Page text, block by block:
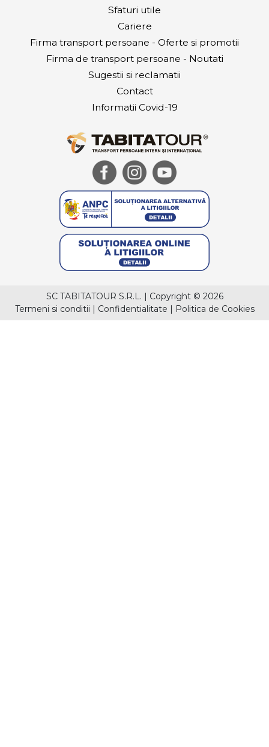
Sfaturi utile
Cariere
Firma transport persoane - Oferte si promotii
Firma de transport persoane - Noutati
Sugestii si reclamatii
Contact
Informatii Covid-19
SC TABITATOUR S.R.L. | Copyright © 2026
Termeni si conditii | Confidentialitate | Politica de Cookies